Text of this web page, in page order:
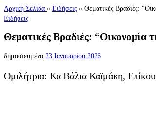
Αρχική Σελίδα » Ειδήσεις » Θεματικές Βραδιές:
Ειδήσεις
Θεματικές Βραδιές: “Οικονομία
δημοσιευμένο 23 Ιανουαρίου 2026
Ομιλήτρια: Κα Βάλια Καϊμάκη,